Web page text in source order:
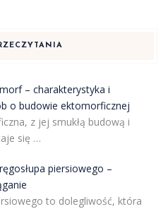
– charakterystyka i
o budowie ektomorficznej
z jej smukłą budową i
się …
piersiowego –
to dolegliwość, która